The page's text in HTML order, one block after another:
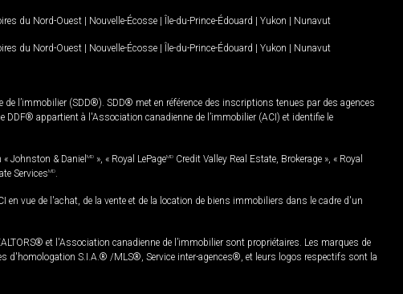
du Nord-Ouest | Nouvelle-Écosse | Île-du-Prince-Édouard | Yukon | Nunavut
du Nord-Ouest | Nouvelle-Écosse | Île-du-Prince-Édouard | Yukon | Nunavut
l’immobilier (SDD®). SDD® met en référence des inscriptions tenues par des agences
appartient à l'Association canadienne de l’immobilier (ACI) et identifie le
Johnston & Daniel MD », « Royal LePageMD Credit Valley Real Estate, Brokerage », « Royal
ServicesMD
vue de l'achat, de la vente et de la location de biens immobiliers dans le cadre d'un
et l'Association canadienne de l’immobilier sont propriétaires. Les marques de
d'homologation S.I.A.® /MLS®, Service inter-agences®, et leurs logos respectifs sont la